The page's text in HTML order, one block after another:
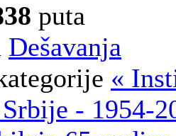
puta
Dešavanja
«
- 1954-